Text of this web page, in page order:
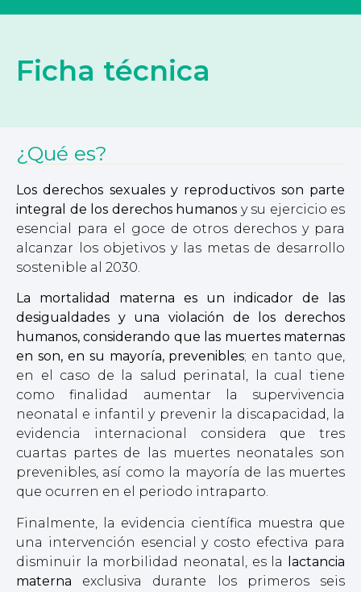
Ficha técnica
¿Qué es?
Los derechos sexuales y reproductivos son parte
integral de los derechos humanos y su ejercicio es
esencial para el goce de otros derechos y para
alcanzar los objetivos y las metas de desarrollo
sostenible al 2030.
La mortalidad materna es un indicador de las
desigualdades y una violación de los derechos
humanos, considerando que las muertes maternas
en son, en su mayoría, prevenibles; en tanto que,
en el caso de la salud perinatal, la cual tiene
como finalidad aumentar la supervivencia
neonatal e infantil y prevenir la discapacidad, la
evidencia internacional considera que tres
cuartas partes de las muertes neonatales son
prevenibles, así como la mayoría de las muertes
que ocurren en el periodo intraparto.
Finalmente, la evidencia científica muestra que
una intervención esencial y costo efectiva para
disminuir la morbilidad neonatal, es la
lactancia
materna exclusiva durante los primeros seis